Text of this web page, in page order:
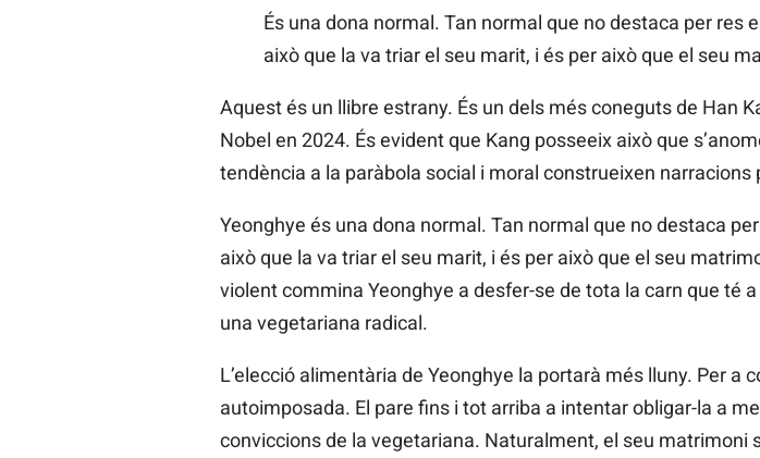
És una dona normal. Tan normal que no destaca per res
això que la va triar el seu marit, i és per això que el seu
Aquest és un llibre estrany. És un dels més coneguts de Han
Nobel en 2024. És evident que Kang posseeix això que
tendència a la paràbola social i moral construeixen
Yeonghye és una dona normal. Tan normal que no destaca
això que la va triar el seu marit, i és per això que el seu
violent commina Yeonghye a desfer-se de tota la carn que té
una vegetariana radical.
L’elecció alimentària de Yeonghye la portarà més lluny. Per a
autoimposada. El pare fins i tot arriba a intentar obligar-la a
conviccions de la vegetariana. Naturalment, el seu matrimoni